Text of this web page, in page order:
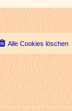
Alle Cookies löschen